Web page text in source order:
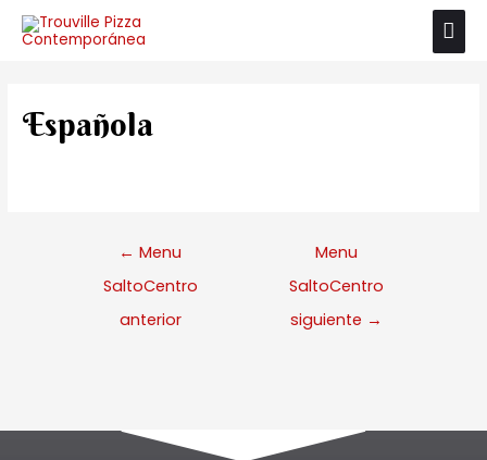
Española
← Menu
SaltoCentro
anterior
Menu
SaltoCentro
siguiente →